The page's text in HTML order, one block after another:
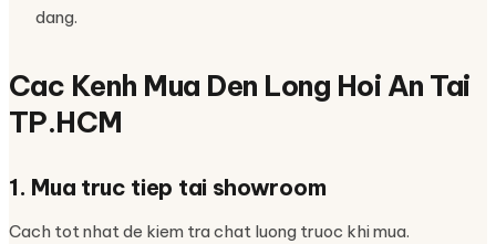
dang.
Cac Kenh Mua Den Long Hoi An Tai
TP.HCM
1. Mua truc tiep tai showroom
Cach tot nhat de kiem tra chat luong truoc khi mua.